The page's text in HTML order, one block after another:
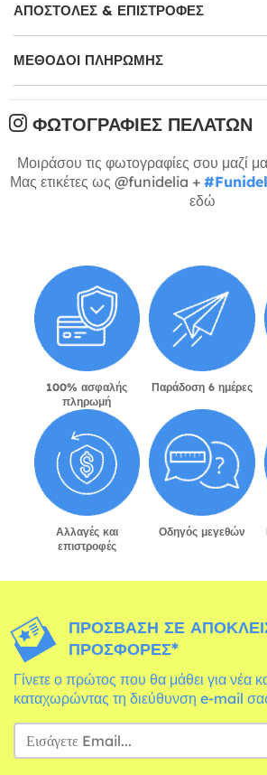
ΑΠΟΣΤΟΛΈΣ & ΕΠΙΣΤΡΟΦΈΣ
ΜΕΘΌΔΟΙ ΠΛΗΡΩΜΉΣ
ΦΩΤΟΓΡΑΦΊΕΣ ΠΕΛΑΤΏΝ
Μοιράσου τις φωτογραφίες σου μαζί
Μας ετικέτες ως @funidelia +
εδώ
100% ασφαλής
πληρωμή
Παράδοση 6 ημέρες
Αλλαγές και
επιστροφές
Οδηγός μεγεθών
ΠΡΌΣΒΑΣΗ ΣΕ
ΠΡΟΣΦΟΡΈΣ*
Γίνετε ο πρώτος που θα μάθει για νέα
καταχωρώντας τη διεύθυνση e-mail